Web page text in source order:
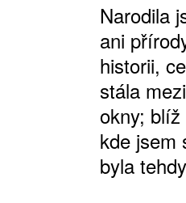
Narodila
ani
historii,
stála
okny;
kde jsem
byla